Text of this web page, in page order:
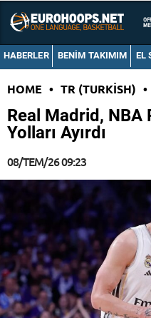
HABERLER BENIM TAKIMIM EL
HOME • TR (TURKISH) •
Real Madrid, NBA
Yolları Ayırdı
08/TEM/26 09:23